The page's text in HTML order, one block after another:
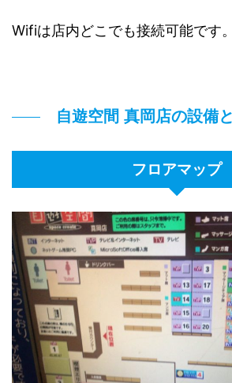
Wifiは店内どこでも接続可能です。
自遊空間 真岡店の設備
フロアマップ